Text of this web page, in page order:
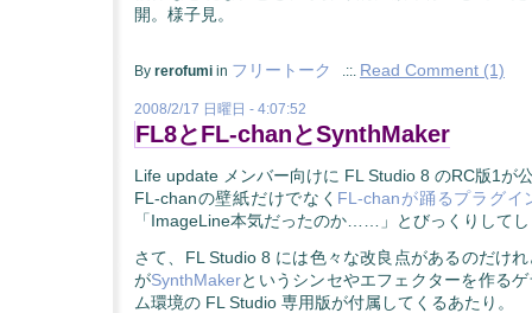
開。様子見。
By rerofumi in フリートーク .::. Read Comment (1)
2008/2/17 日曜日 - 4:07:52
FL8とFL-chanとSynthMaker
Life update メンバー向けに FL Studio 8 のRC版1が
FL-chanの壁紙だけでなく FL-chanが踊るプラグイ
「ImageLine本気だったのか……」とびっくりして
さて、FL Studio 8 には色々な改良点があるのだけ
がSynthMakerというシンセやエフェクターを作る
ム環境の FL Studio 専用版が付属してくるあたり。